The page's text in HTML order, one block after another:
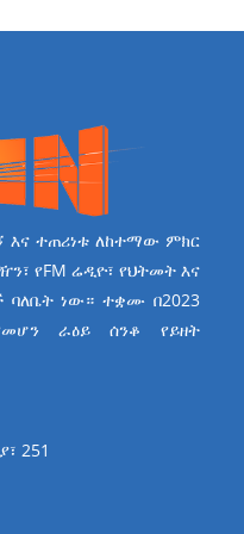
እና ተጠሪነቱ ለከተማው ምክር
የFM ሬዲዮ፣ የህትመት እና
ነው። ተቋሙ በ2023
ራዕይ ሰንቆ የይዘት
251